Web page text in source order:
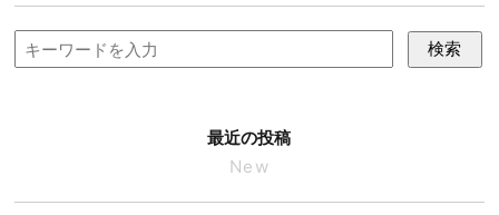
検索
最近の投稿
New